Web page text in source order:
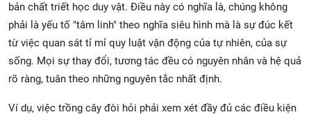
bản chất triết học duy vật. Điều này có nghĩa là, chúng không
phải là yếu tố "tâm linh" theo nghĩa siêu hình mà là sự đúc kết
từ việc quan sát tỉ mỉ quy luật vận động của tự nhiên, của sự
sống. Mọi sự thay đổi, tương tác đều có nguyên nhân và hệ quả
rõ ràng, tuân theo những nguyên tắc nhất định.
Ví dụ, việc trồng cây đòi hỏi phải xem xét đầy đủ các điều kiện